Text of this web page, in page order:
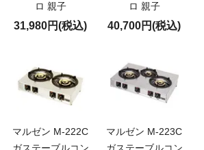
ロ 親子
31,980円(税込)
ロ 親子
40,700円(税込)
マルゼン M-222C
マルゼン M-223C